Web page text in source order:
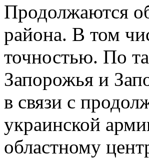
Продолжаются
района. В том
точностью. По
Запорожья и
в связи с
украинской
областному